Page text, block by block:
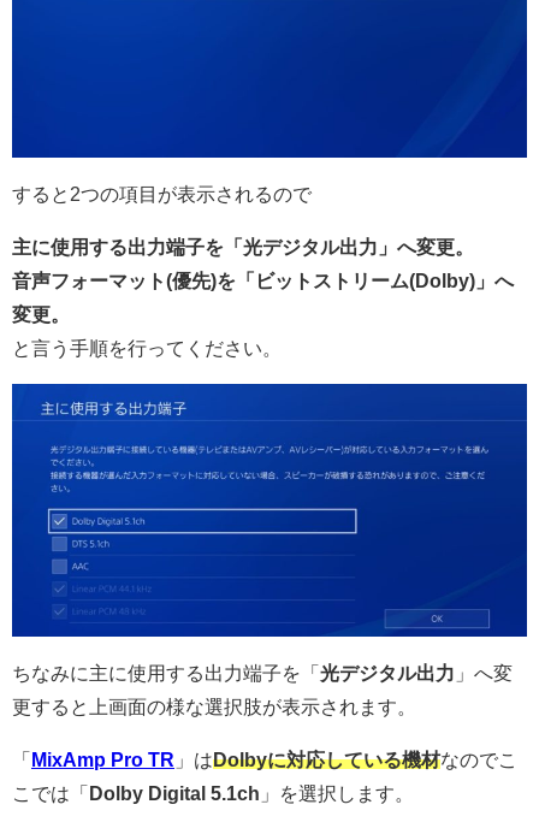
すると2つの項目が表示されるので
主に使用する出力端子を「光デジタル出力」へ変更。
音声フォーマット(優先)を「ビットストリーム(Dolby)」へ
変更。
と言う手順を行ってください。
ちなみに主に使用する出力端子を「 光デジタル出力 」へ変
更すると上画面の様な選択肢が表示されます。
「 MixAmp Pro TR 」はDolbyに対応している機材なのでこ
こでは「 Dolby Digital 5.1ch 」を選択します。